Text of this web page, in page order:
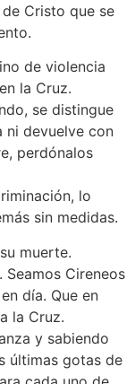
Cristo que se
de violencia
la Cruz.
se distingue
ni devuelve con
perdónalos
lo
sin medidas.
muerte.
Cireneos
día. Que en
la Cruz.
y sabiendo
últimas gotas de